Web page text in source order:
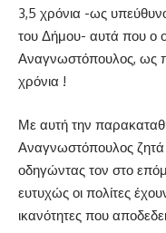
3,5 χρόνια -ως
του Δήμου- αυτά που ο
Αναγνωστόπουλος, ως
χρόνια !
Με αυτή την
Αναγνωστόπουλος ζητά
οδηγώντας τον στο
ευτυχώς οι πολίτες
ικανότητες που